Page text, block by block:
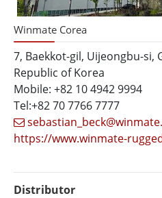
Winmate Corea
7, Baekkot-gil, Uijeongbu-si,
Republic of Korea
Mobile: +82 10 4942 9994
Tel:+82 70 7766 7777
https://www.winmate-
Distributor